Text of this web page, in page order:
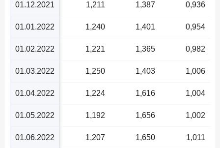
01.12.2021 1,211 1,387 0,936
01.01.2022 1,240 1,401 0,954
01.02.2022 1,221 1,365 0,982
01.03.2022 1,250 1,403 1,006
01.04.2022 1,224 1,616 1,004
01.05.2022 1,192 1,656 1,002
01.06.2022 1,207 1,650 1,011